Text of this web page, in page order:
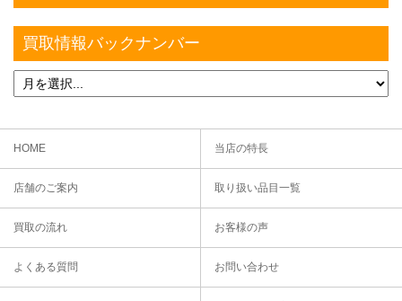
買取情報バックナンバー
HOME 当店の特長
店舗のご案内 取り扱い品目一覧
買取の流れ お客様の声
よくある質問 お問い合わせ